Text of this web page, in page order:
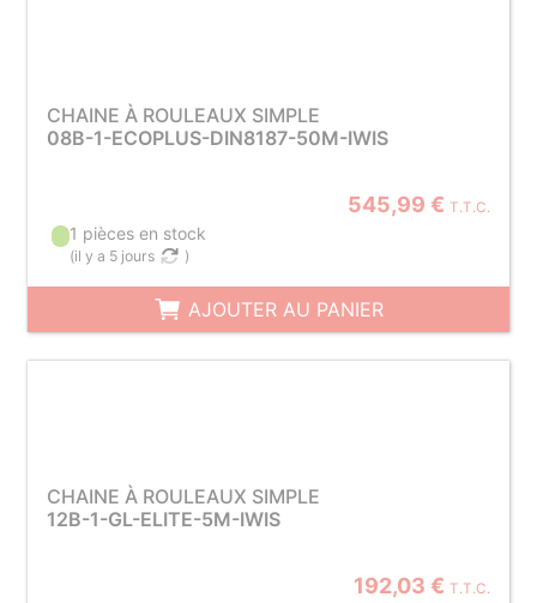
CHAINE À ROULEAUX SIMPLE
08B-1-ECOPLUS-DIN8187-50M-IWIS
545,99 € T.T.C.
1 pièces en stock
(il y a 5 jours )
AJOUTER AU PANIER
CHAINE À ROULEAUX SIMPLE
12B-1-GL-ELITE-5M-IWIS
192,03 € T.T.C.